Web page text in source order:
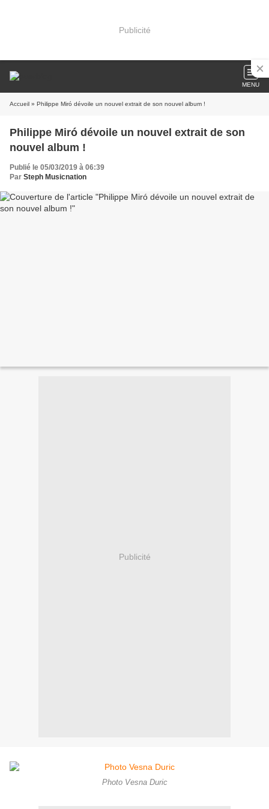
Publicité
MENU
Accueil » Philippe Miró dévoile un nouvel extrait de son nouvel album !
Philippe Miró dévoile un nouvel extrait de son
nouvel album !
Publié le 05/03/2019 à 06:39
Par Steph Musicnation
Publicité
Photo Vesna Duric